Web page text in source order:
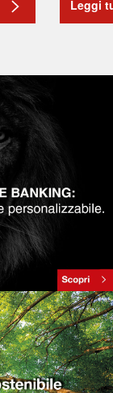
Leggi